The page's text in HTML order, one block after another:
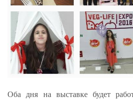
Оба дня на выставке будет